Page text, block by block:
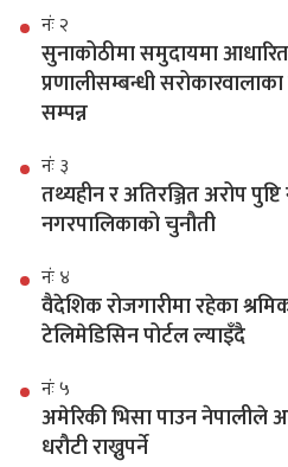
नंः २
सुनाकोठीमा समुदायमा आधारित
प्रणालीसम्बन्धी
सम्पन्न
नंः ३
तथ्यहीन र अतिरञ्जित अरोप पुष्टि
नगरपालिकाको चुनौती
नंः ४
वैदेशिक रोजगारीमा रहेका
टेलिमेडिसिन पोर्टल ल्याइँदै
नंः ५
अमेरिकी भिसा पाउन
धरौटी राख्नुपर्ने